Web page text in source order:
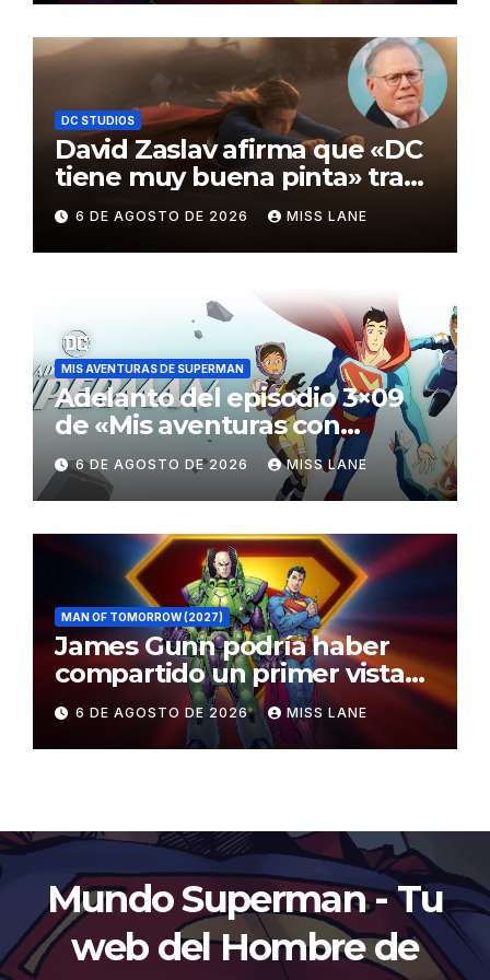
DC STUDIOS
David Zaslav afirma que «DC
tiene muy buena pinta» tras
el fracaso de «Supergirl»
6 DE AGOSTO DE 2026 MISS LANE
MIS AVENTURAS DE SUPERMAN
Adelanto del episodio 3×09
de «Mis aventuras con
Superman»
6 DE AGOSTO DE 2026 MISS LANE
MAN OF TOMORROW (2027)
James Gunn podría haber
compartido un primer vistazo
al traje de Brainiac
6 DE AGOSTO DE 2026 MISS LANE
Mundo Superman - Tu
web del Hombre de